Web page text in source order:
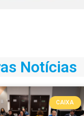
Notícias
CAIXA